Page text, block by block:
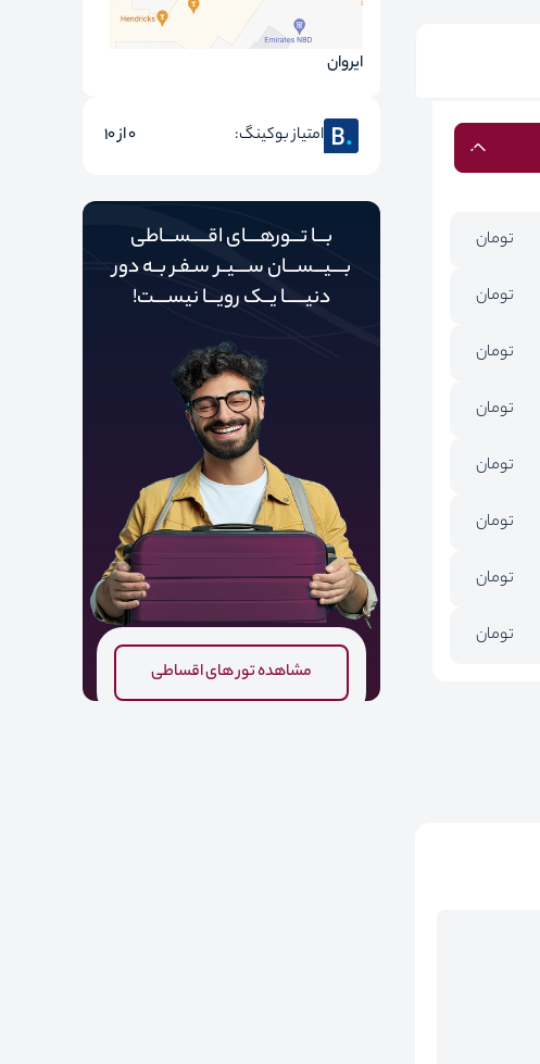
تومان
تومان
تومان
تومان
تومان
تومان
تومان
تومان
ایروان
امتیاز بوکینگ: 0 از 10
بـــا تـــورهــــای اقـــــســـاطی
بــــیـــســـان ســــیــر سـفـر بــه دور‌‌‌‌
دنیـــــ‌‌ـا یــک رویـــا نیســــت!
مشاهده تور های اقساطی